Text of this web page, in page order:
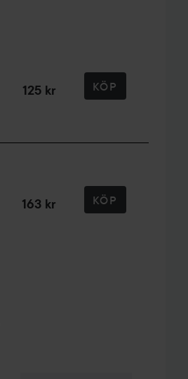
125 kr KÖP
163 kr KÖP